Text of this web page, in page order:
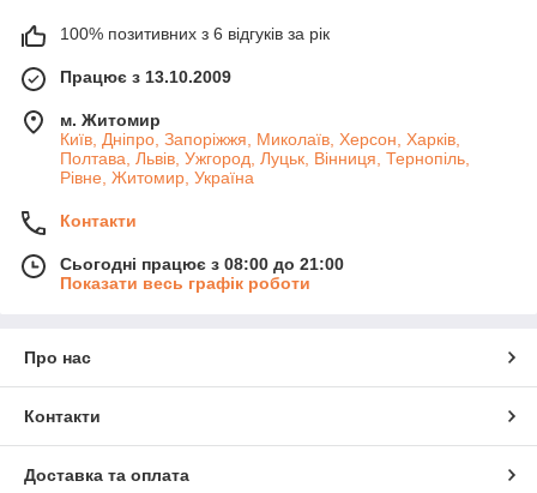
100% позитивних з 6 відгуків за рік
Працює з 13.10.2009
м. Житомир
Київ, Дніпро, Запоріжжя, Миколаїв, Херсон, Харків,
Полтава, Львів, Ужгород, Луцьк, Вінниця, Тернопіль,
Рівне, Житомир, Україна
Контакти
Сьогодні працює з 08:00 до 21:00
Показати весь графік роботи
Про нас
Контакти
Доставка та оплата